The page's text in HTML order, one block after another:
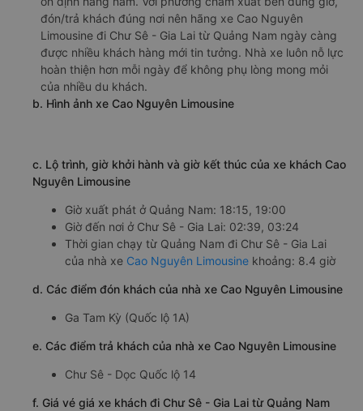
đón/trả khách đúng nơi nên hãng xe Cao Nguyên
Limousine đi Chư Sê - Gia Lai từ Quảng Nam ngày càng
được nhiều khách hàng mới tin tưởng. Nhà xe luôn nỗ lực
hoàn thiện hơn mỗi ngày để không phụ lòng mong mỏi
của nhiều du khách.
b. Hình ảnh xe Cao Nguyên Limousine
c. Lộ trình, giờ khởi hành và giờ kết thúc của xe khách Cao
Nguyên Limousine
Giờ xuất phát ở Quảng Nam: 18:15, 19:00
Giờ đến nơi ở Chư Sê - Gia Lai: 02:39, 03:24
Thời gian chạy từ Quảng Nam đi Chư Sê - Gia Lai
của nhà xe Cao Nguyên Limousine khoảng: 8.4 giờ
d. Các điểm đón khách của nhà xe Cao Nguyên Limousine
Ga Tam Kỳ (Quốc lộ 1A)
e. Các điểm trả khách của nhà xe Cao Nguyên Limousine
Chư Sê - Dọc Quốc lộ 14
f. Giá vé giá xe khách đi Chư Sê - Gia Lai từ Quảng Nam